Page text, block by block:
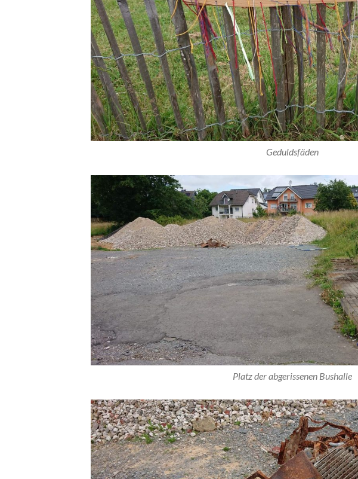
Geduldsfäden
Platz der abgerissenen Bushalle